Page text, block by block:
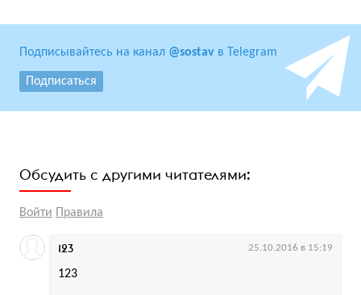
Подписывайтесь на канал @sostav в Telegram
Подписаться
Обсудить с другими читателями:
Войти Правила
123
123 25.10.2016 в 15:19